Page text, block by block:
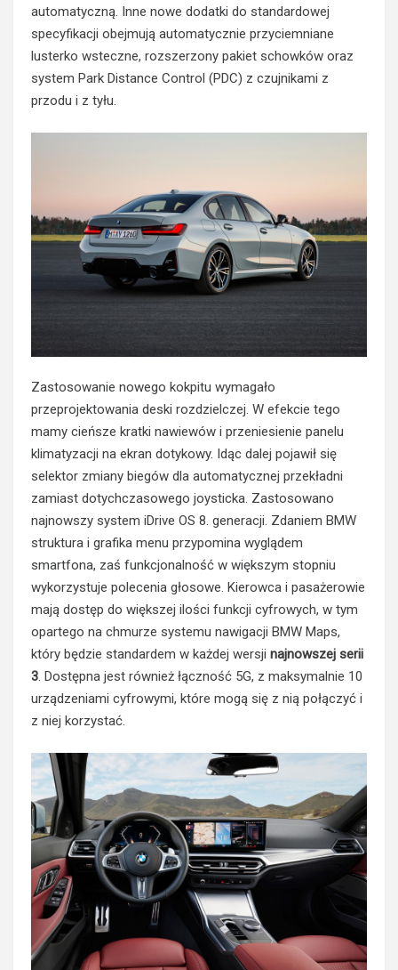
automatyczną. Inne nowe dodatki do standardowej
specyfikacji obejmują automatycznie przyciemniane
lusterko wsteczne, rozszerzony pakiet schowków oraz
system Park Distance Control (PDC) z czujnikami z
przodu i z tyłu.
Zastosowanie nowego kokpitu wymagało
przeprojektowania deski rozdzielczej. W efekcie tego
mamy cieńsze kratki nawiewów i przeniesienie panelu
klimatyzacji na ekran dotykowy. Idąc dalej pojawił się
selektor zmiany biegów dla automatycznej przekładni
zamiast dotychczasowego joysticka. Zastosowano
najnowszy system iDrive OS 8. generacji. Zdaniem BMW
struktura i grafika menu przypomina wyglądem
smartfona, zaś funkcjonalność w większym stopniu
wykorzystuje polecenia głosowe. Kierowca i pasażerowie
mają dostęp do większej ilości funkcji cyfrowych, w tym
opartego na chmurze systemu nawigacji BMW Maps,
który będzie standardem w każdej wersji najnowszej serii
3. Dostępna jest również łączność 5G, z maksymalnie 10
urządzeniami cyfrowymi, które mogą się z nią połączyć i
z niej korzystać.